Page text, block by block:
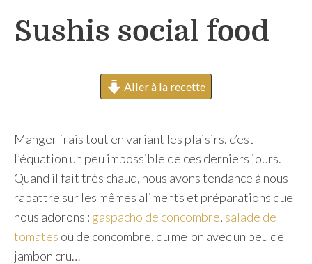
e
Sushis social food
Aller à la recette
Manger frais tout en variant les plaisirs, c’est
l’équation un peu impossible de ces derniers jours.
Quand il fait très chaud, nous avons tendance à nous
rabattre sur les mêmes aliments et préparations que
nous adorons : gaspacho de concombre, salade de
tomates ou de concombre, du melon avec un peu de
jambon cru…